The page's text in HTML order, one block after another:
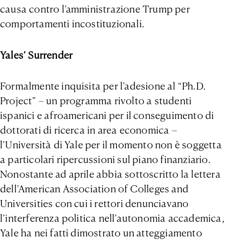
causa contro l’amministrazione Trump per
comportamenti incostituzionali.
Yales’ Surrender
Formalmente inquisita per l’adesione al “Ph.D.
Project” – un programma rivolto a studenti
ispanici e afroamericani per il conseguimento di
dottorati di ricerca in area economica –
l’Università di Yale per il momento non è soggetta
a particolari ripercussioni sul piano finanziario.
Nonostante ad aprile abbia sottoscritto la lettera
dell’American Association of Colleges and
Universities con cui i rettori denunciavano
l’interferenza politica nell’autonomia accademica,
Yale ha nei fatti dimostrato un atteggiamento